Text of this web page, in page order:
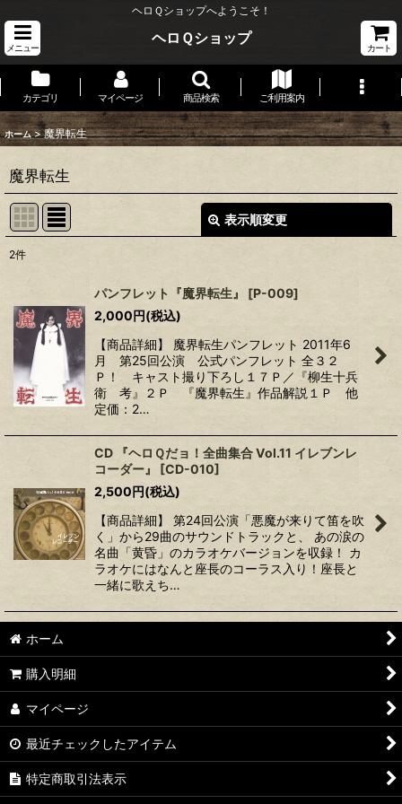
ヘロＱショップへようこそ！
メニュー
ヘロＱショップ
カート
カテゴリ マイページ 商品検索 ご利用案内
ホーム > 魔界転生
魔界転生
表示順変更
並び順:
絞り込む
2件
パンフレット『魔界転生』 [P-009]
2,000円(税込)
【商品詳細】 魔界転生パンフレット 2011年6
月 第25回公演 公式パンフレット 全３２
Ｐ！ キャスト撮り下ろし１７Ｐ／『柳生十兵
衛 考』２Ｐ 『魔界転生』作品解説１Ｐ 他
定価：2…
CD 『ヘロＱだョ！全曲集合 Vol.11 イレブンレ
コーダー』
[CD-010]
2,500円(税込)
【商品詳細】 第24回公演「悪魔が来りて笛を吹
く」から29曲のサウンドトラックと、 あの涙の
名曲「黄昏」のカラオケバージョンを収録！ カ
ラオケにはなんと座長のコーラス入り！座長と
一緒に歌えち…
ホーム
購入明細
マイページ
最近チェックしたアイテム
特定商取引法表示